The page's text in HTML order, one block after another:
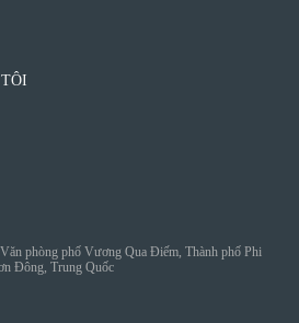
phòng phố Vương Qua Điếm, Thành phố Phi
Đông, Trung Quốc